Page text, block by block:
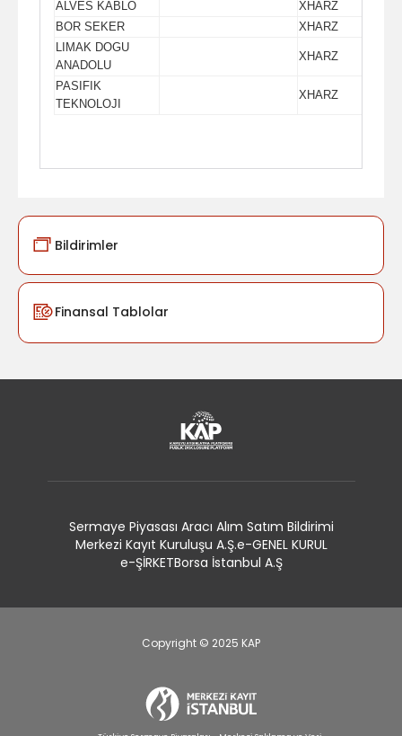
ALVES KABLO
XHARZ
BOR SEKER
XHARZ
LIMAK DOGU
ANADOLU
XHARZ
PASIFIK
TEKNOLOJI
XHARZ
Bildirimler
Finansal Tablolar
Sermaye Piyasası Aracı Alım Satım Bildirimi
Merkezi Kayıt Kuruluşu A.Ş.e-GENEL KURUL
e-ŞİRKETBorsa İstanbul A.Ş
Copyright © 2025 KAP